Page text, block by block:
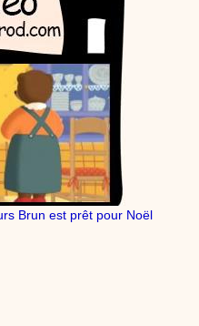
Brun est prêt pour Noël